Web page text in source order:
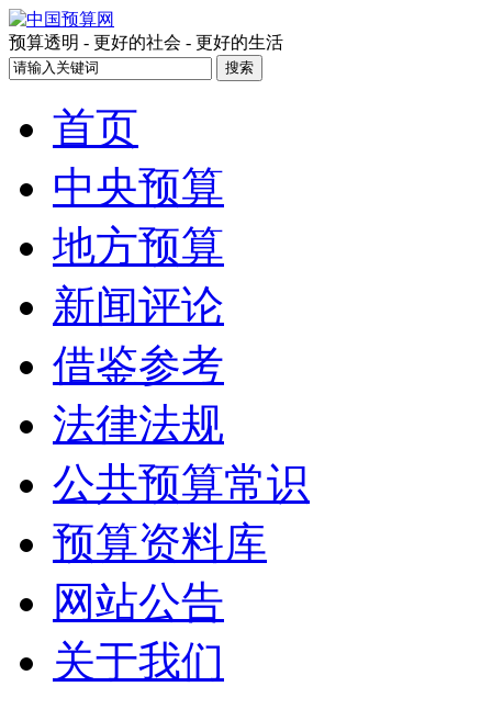
预算透明 - 更好的社会 - 更好的生活
首页
中央预算
地方预算
新闻评论
借鉴参考
法律法规
公共预算常识
预算资料库
网站公告
关于我们